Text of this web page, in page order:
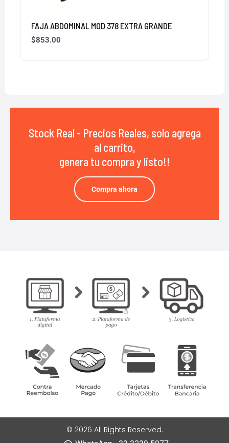
FAJA ABDOMINAL MOD 378 EXTRA GRANDE
$853.00
Stock Real - Precios Reales, solo agrega
al carrito,
genera tu compra y listo!!
Compra ahora
© 2026 All Rights Reserved.